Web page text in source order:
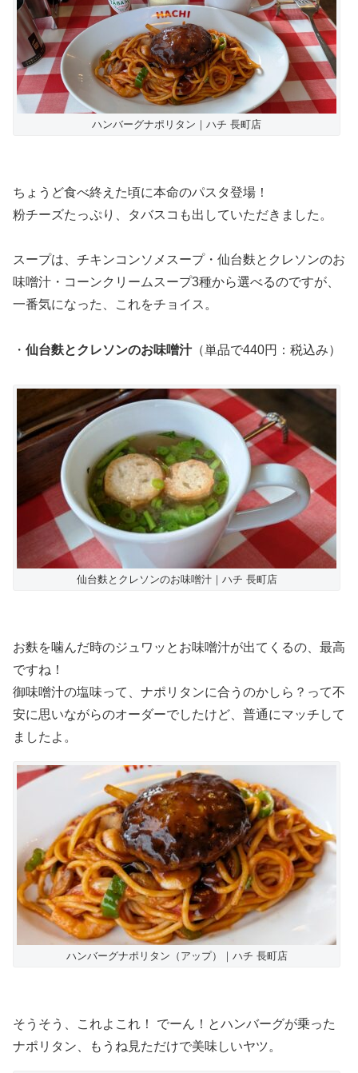
ハンバーグナポリタン｜ハチ 長町店
ちょうど食べ終えた頃に本命のパスタ登場！
粉チーズたっぷり、タバスコも出していただきました。
スープは、チキンコンソメスープ・仙台麩とクレソンのお
味噌汁・コーンクリームスープ3種から選べるのですが、
一番気になった、これをチョイス。
・ 仙台麩とクレソンのお味噌汁（単品で440円：税込み）
仙台麩とクレソンのお味噌汁｜ハチ 長町店
お麩を噛んだ時のジュワッとお味噌汁が出てくるの、最高
ですね！
御味噌汁の塩味って、ナポリタンに合うのかしら？って不
安に思いながらのオーダーでしたけど、普通にマッチして
ましたよ。
ハンバーグナポリタン（アップ）｜ハチ 長町店
そうそう、これよこれ！ でーん！とハンバーグが乗った
ナポリタン、もうね見ただけで美味しいヤツ。